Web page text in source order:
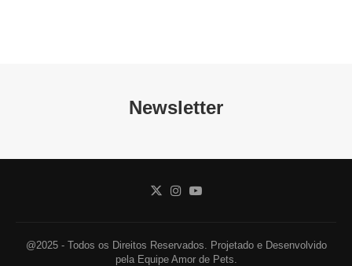
Newsletter
@2025 - Todos os Direitos Reservados. Projetado e Desenvolvido
pela Equipe Amor de Pets.